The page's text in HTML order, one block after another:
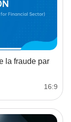
la fraude par
16:9